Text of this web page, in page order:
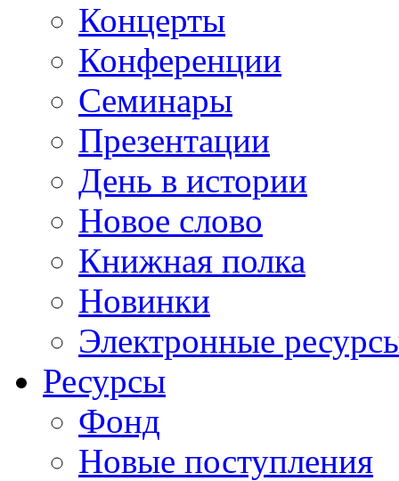
Концерты
Конференции
Семинары
Презентации
День в истории
Новое слово
Книжная полка
Новинки
Электронные
Ресурсы
Фонд
Новые поступления